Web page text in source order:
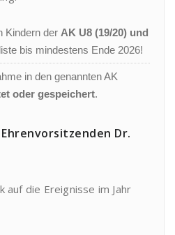
Kindern der AK U8 (19/20) und
bis mindestens Ende 2026!
in den genannten AK
oder gespeichert.
Dr.
auf die Ereignisse im Jahr